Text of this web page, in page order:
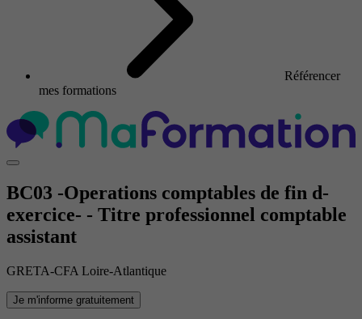
Référencer
mes formations
BC03 -Operations comptables de fin d-
exercice- - Titre professionnel comptable
assistant
GRETA-CFA Loire-Atlantique
Je m'informe gratuitement